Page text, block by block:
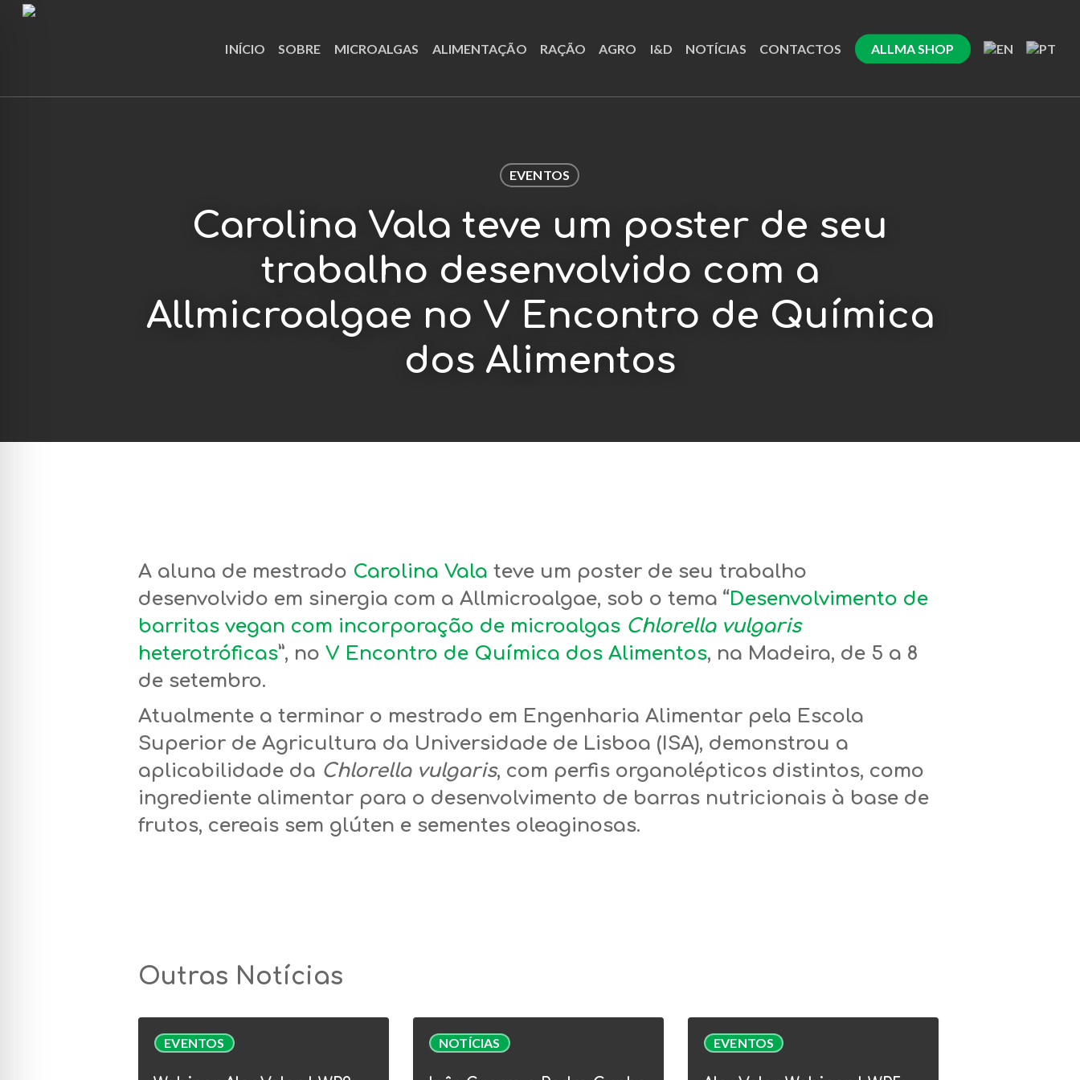
Skip
INÍCIO SOBRE MICROALGAS ALIMENTAÇÃO RAÇÃO AGRO I&D NOTÍCIAS CONTACTOS ALLMA SHOP
EVENTOS
Carolina Vala teve um poster de seu
trabalho desenvolvido com a
Allmicroalgae no V Encontro de Química
dos Alimentos
A aluna de mestrado Carolina Vala teve um poster de seu trabalho
desenvolvido em sinergia com a Allmicroalgae, sob o tema “Desenvolvimento de
barritas vegan com incorporação de microalgas Chlorella vulgaris
heterotróficas”, noV Encontro de Química dos Alimentos, na Madeira, de 5 a 8
de setembro.
Atualmente a terminar o mestrado em Engenharia Alimentar pela Escola
Superior de Agricultura da Universidade de Lisboa (ISA), demonstrou a
aplicabilidade da Chlorella vulgaris, com perfis organolépticos distintos, como
ingrediente alimentar para o desenvolvimento de barras nutricionais à base de
frutos, cereais sem glúten e sementes oleaginosas.
Outras Notícias
EVENTOS
AlgaValor
NOTÍCIAS
Guerra
EVENTOS
Webinar